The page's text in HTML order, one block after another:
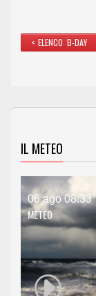
< ELENCO B-DAY
IL METEO
06 ago 08:33
METEO